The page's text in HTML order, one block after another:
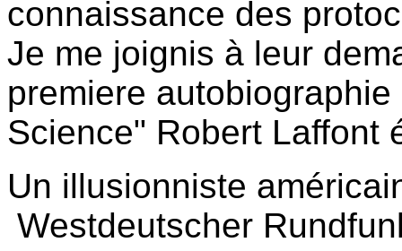
connaissance des
Je me joignis à leur
premiere
Science" Robert Laffont
Un illusionniste
Westdeutscher